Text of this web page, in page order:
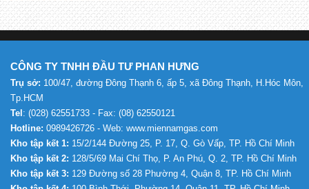
CÔNG TY TNHH ĐẦU TƯ PHAN HƯNG
Trụ sở: 100/47, đường Đông Thạnh 6, ấp 5, xã Đông Thạnh, H.Hóc Môn,
Tp.HCM
Tel : (028) 62551733 - Fax: (08) 62550121
Hotline: 0989426726 - Web: www.miennamgas.com
Kho tập kết 1: 15/2/144 Đường 25, P. 17, Q. Gò Vấp, TP. Hồ Chí Minh
Kho tập kết 2: 128/5/69 Mai Chí Thọ, P. An Phú, Q. 2, TP. Hồ Chí Minh
Kho tập kết 3: 129 Đường số 28 Phường 4, Quận 8, TP. Hồ Chí Minh